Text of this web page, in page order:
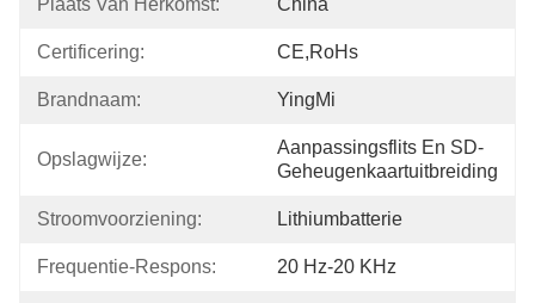
Plaats Van Herkomst: China
Certificering: CE,RoHs
Brandnaam: YingMi
Opslagwijze:
Aanpassingsflits En SD-
Geheugenkaartuitbreiding
Stroomvoorziening: Lithiumbatterie
Frequentie-Respons: 20 Hz-20 KHz